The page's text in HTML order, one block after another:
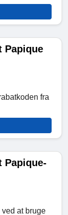
Papique
fra
Papique-
ved at bruge